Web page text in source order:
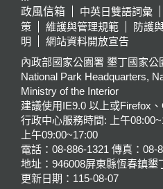
政風信箱
中英日雙語詞彙
策
維護與管理規範 防護
明
網站資料開放宣告
內政部國家公園署 墾丁國家
National Park Headquarters,
Ministry of the Interior
建議使用IE9.0 以上或Firefox
行政中心服務時間: 上午
上午09:00~17:00
電話：08-886-1321 傳真：08-
地址：946008屏東縣恆春鎮墾
更新日期： 115-08-07